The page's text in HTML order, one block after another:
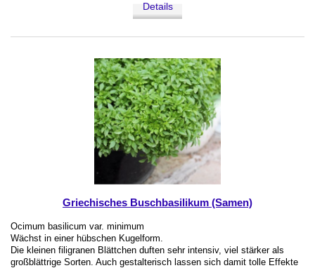
Details
Griechisches Buschbasilikum (Samen)
Ocimum basilicum var. minimum
Wächst in einer hübschen Kugelform.
Die kleinen filigranen Blättchen duften sehr intensiv, viel stärker als
großblättrige Sorten. Auch gestalterisch lassen sich damit tolle Effekte